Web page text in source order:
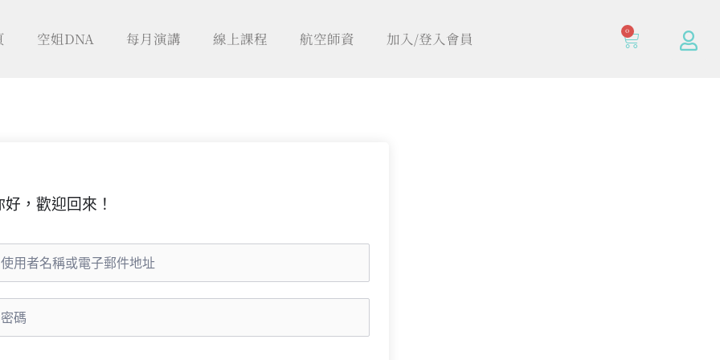
空姐DNA 每月演講 線上課程 航空師資 加入/登入會員 0
好，歡迎回來！